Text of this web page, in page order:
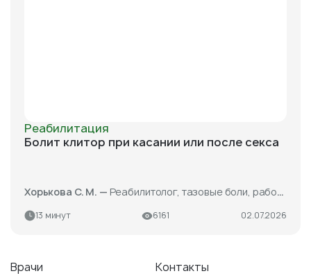
Реабилитация
Болит клитор при касании или после секса
Хорькова С. М. — Реабилитолог, тазовые боли, работа с беременными
13 минут 6161 02.07.2026
Врачи
Контакты